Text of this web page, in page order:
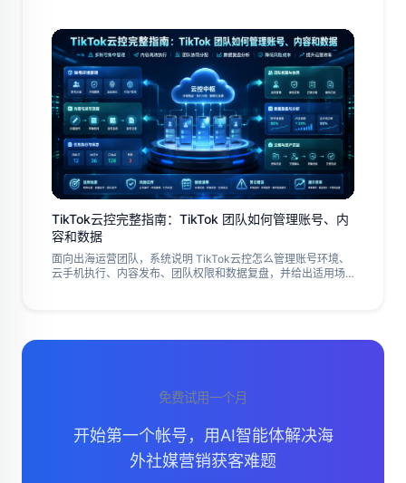
TikTok云控完整指南：TikTok 团队如何管理账号、内
容和数据
面向出海运营团队，系统说明 TikTok云控怎么管理账号环境、
云手机执行、内容发布、团队权限和数据复盘，并给出适用场
免费试用一个月
开始第一个帐号，用AI智能体解决海
外社媒营销获客难题